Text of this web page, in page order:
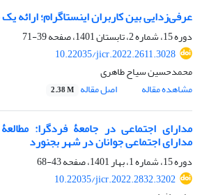
عرفی‌زدایی بین کاربران اینستاگرام؛ ارائه
دوره 15، شماره 2، تابستان 1401، صفحه
39-71
10.22035/jicr.2022.2611.3028
محمدحسین سیاح طاهری
مشاهده مقاله
اصل مقاله 2.38 M
مدارای اجتماعی در جامعۀ فردگرا:
مدارای اجتماعی جوانان در شهر بجنورد
دوره 15، شماره 1، بهار 1401، صفحه
43-68
10.22035/jicr.2022.2832.3202